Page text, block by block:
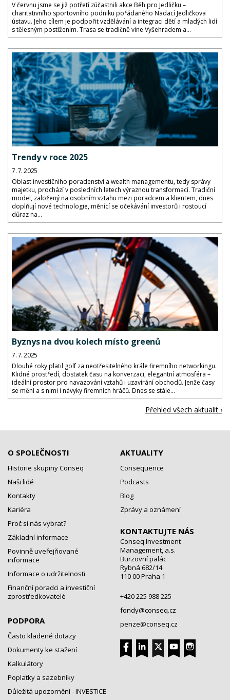
V červnu jsme se již potřetí zúčastnili akce Běh pro Jedličku –
charitativního sportovního podniku pořádaného Nadací Jedličkova
ústavu. Jeho cílem je podpořit vzdělávání a integraci dětí a mladých lidí
s tělesným postižením. Trasa se tradičně vine Vyšehradem a...
Trendy v roce 2025
7. 7. 2025
Oblast investičního poradenství a wealth managementu, tedy správy
majetku, prochází v posledních letech výraznou transformací. Tradiční
model, založený na osobním vztahu mezi poradcem a klientem, dnes
doplňují nové technologie, měnící se očekávání investorů i rostoucí
důraz na...
Byznys na dvou kolech místo greenů
7. 7. 2025
Dlouhé roky platil golf za neotřesitelného krále firemního networkingu.
Klidné prostředí, dostatek času na konverzaci, elegantní atmosféra –
ideální prostor pro navazování vztahů i uzavírání obchodů. Jenže časy
se mění a s nimi i návyky firemních hráčů. Dnes se stále...
Přehled všech aktualit ›
O SPOLEČNOSTI
Historie skupiny Conseq
Naši lidé
Kontakty
Kariéra
Proč si nás vybrat?
Základní informace
Povinně uveřejňované
informace
Informace o udržitelnosti
Finanční poradci a investiční
zprostředkovatelé
PODPORA
Často kladené dotazy
Dokumenty ke stažení
Kalkulátory
Poplatky a sazebníky
Důležitá upozornění - INVESTICE
AKTUALITY
Consequence
Podcasts
Blog
Zprávy a oznámení
KONTAKTUJTE NÁS
Conseq Investment
Management, a.s.
Burzovní palác
Rybná 682/14
110 00 Praha 1
+420 225 988 225
fondy@conseq.cz
penze@conseq.cz